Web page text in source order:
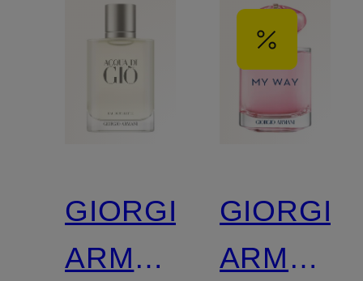
GIORGIO
ARMANI
GIORGIO
ARMANI